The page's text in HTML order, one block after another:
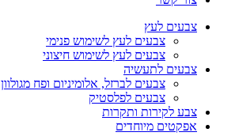
צבעים לעץ
צבעים לעץ לשימוש פנימי
צבעים לעץ לשימוש חיצוני
צבעים לתעשיה
צבעים לברזל, אלומיניום ופח מגולוון
צבעים לפלסטיק
צבע לקירות ותקרות
אפקטים מיוחדים